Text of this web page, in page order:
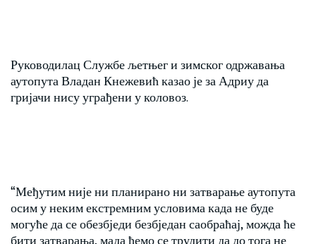
Руководилац Службе љетњег и зимског одржавања
аутопута Владан Кнежевић казао је за Адриу да
гријачи нису уграђени у коловоз.
“Међутим није ни планирано ни затварање аутопута
осим у неким екстремним условима када не буде
могуће да се обезбједи безбједан саобраћај, можда ће
бити затварања, мада ћемо се трудити да до тога не